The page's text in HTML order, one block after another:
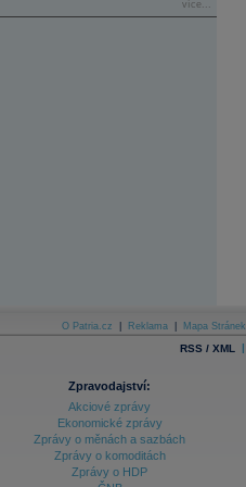
více...
O Patria.cz Reklama Mapa Stránek
RSS / XML |
Zpravodajství:
Akciové zprávy
Ekonomické zprávy
Zprávy o měnách a sazbách
Zprávy o komoditách
Zprávy o HDP